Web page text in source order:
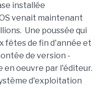
installée
venait maintenant
Une poussée qui
fêtes de fin d'année et
de version -
en oeuvre par l'éditeur.
d'exploitation